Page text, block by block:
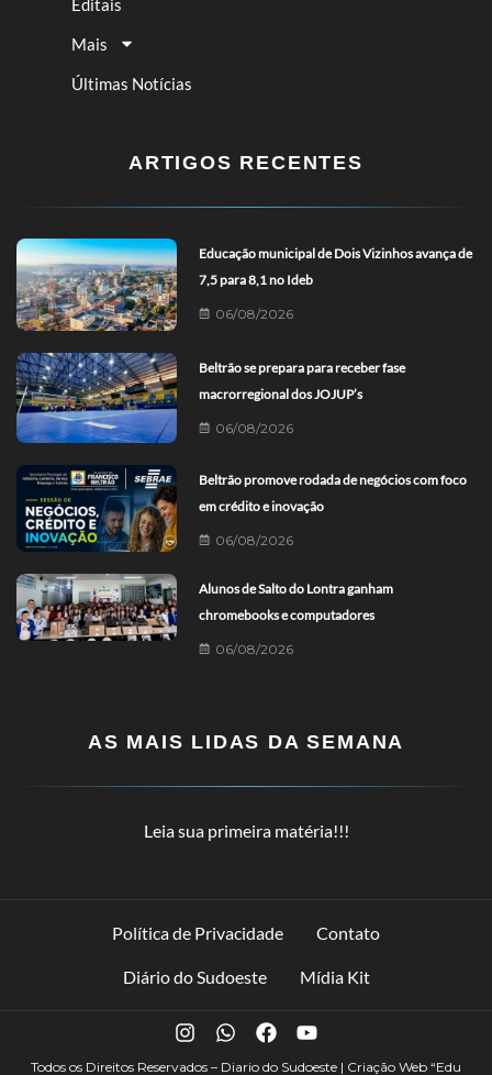
Editais
Mais
Últimas Notícias
ARTIGOS RECENTES
Educação municipal de Dois Vizinhos avança de
7,5 para 8,1 no Ideb
06/08/2026
Beltrão se prepara para receber fase
macrorregional dos JOJUP’s
06/08/2026
Beltrão promove rodada de negócios com foco
em crédito e inovação
06/08/2026
Alunos de Salto do Lontra ganham
chromebooks e computadores
06/08/2026
AS MAIS LIDAS DA SEMANA
Leia sua primeira matéria!!!
Política de Privacidade Contato
Diário do Sudoeste Mídia Kit
Todos os Direitos Reservados – Diario do Sudoeste | Criação Web “Edu